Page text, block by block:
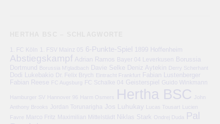
1. FC Köln 1. FSV Mainz 05 6-Punkte-Spiel 1899 Hoffenheim
Abstiegskampf Adrian Ramos Bayer 04 Leverkusen
Borussia
Dortmund
Borussia M'gladbach Davie Selke Deniz Aytekin Derry Scherhant
Dodi Lukebakio Dr. Felix Brych Eintracht Frankfurt Fabian Lustenberger
Fabian Reese FC Augsburg FC Schalke 04 Geisterspiel Guido Winkmann
Hamburger SV Hannover 96 Harm Osmers Hertha BSC
John
Anthony Brooks
Jordan Torunarigha Jos Luhukay Lucas Tousart Lucien
Favre
Marco Fritz Maximilian Mittelstädt Niklas Stark Ondrej Duda Pal